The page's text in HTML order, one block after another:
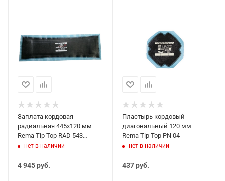
Заплата кордовая
радиальная 445x120 мм
Rema Tip Top RAD 543
ARAMID
нет в наличии
4 945руб.
Пластырь кордовый
диагональный 120 мм
Rema Tip Top PN 04
нет в наличии
437руб.